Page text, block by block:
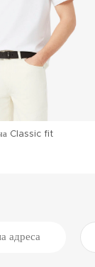
Classic fit